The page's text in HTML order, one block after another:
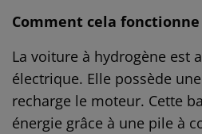
Comment cela fonctionne
La voiture à hydrogène est
électrique. Elle possède
recharge le moteur. Cette
énergie grâce à une pile à